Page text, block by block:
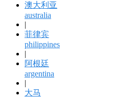
澳大利亚
australia
|
菲律宾
philippines
|
阿根廷
argentina
|
大马